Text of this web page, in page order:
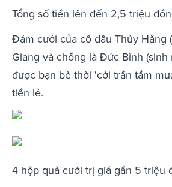
Tổng số tiền lên đến 2,5 triệu
Đám cưới của cô dâu Thúy Hằng
Giang và chồng là Đức Bình (sinh
được bạn bè thời 'cởi trần tắm
tiền lẻ.
4 hộp quà cưới trị giá gần 5 triệu